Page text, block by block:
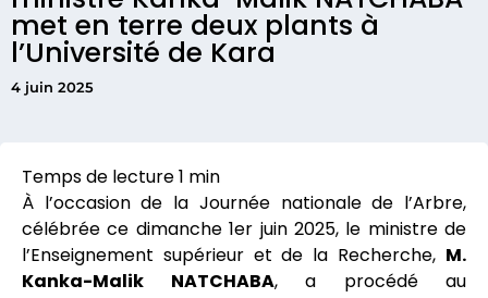
met en terre deux plants à
l’Université de Kara
4 juin 2025
À l’occasion de la Journée nationale de l’Arbre,
célébrée ce dimanche 1er juin 2025, le ministre de
l’Enseignement supérieur et de la Recherche, M.
Kanka-Malik NATCHABA, a procédé au